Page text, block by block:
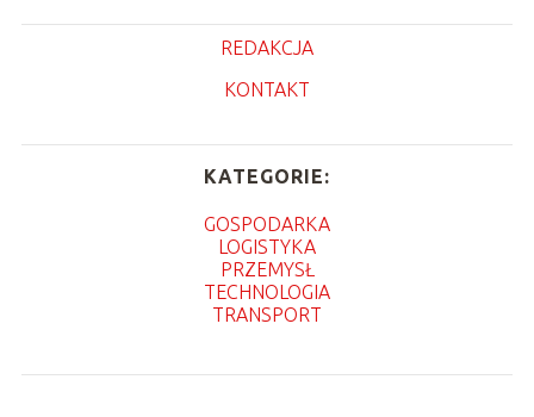
REDAKCJA
KONTAKT
KATEGORIE:
GOSPODARKA
LOGISTYKA
PRZEMYSŁ
TECHNOLOGIA
TRANSPORT